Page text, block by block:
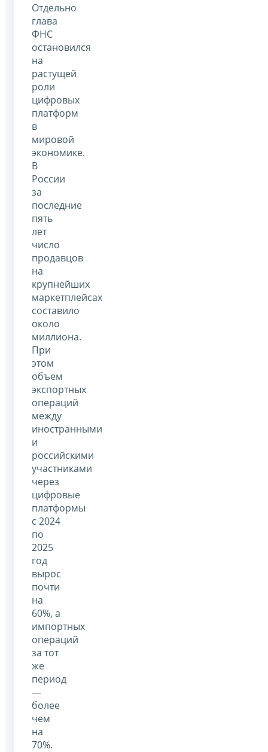
Отдельно
глава
ФНС
остановился
на
растущей
роли
цифровых
платформ
в
мировой
экономике.
В
России
за
последние
пять
лет
число
продавцов
на
крупнейших
маркетплейсах
составило
около
миллиона.
При
этом
объем
экспортных
операций
между
иностранными
и
российскими
участниками
через
цифровые
платформы
с 2024
по
2025
год
вырос
почти
на
60%, а
импортных
операций
за тот
же
период
—
более
чем
на
70%.